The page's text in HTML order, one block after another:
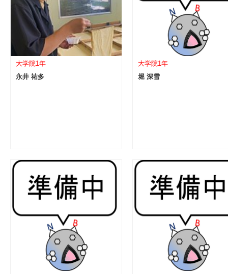
大学院1年
永井 祐多
大学院1年
堀 深雪